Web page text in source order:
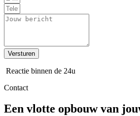
Versturen
Reactie binnen de 24u
Contact
Een vlotte opbouw van